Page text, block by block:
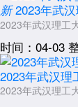
新 2023年武
2023年武汉理工
时间：04-03
2023年武汉理
2023年武汉理工